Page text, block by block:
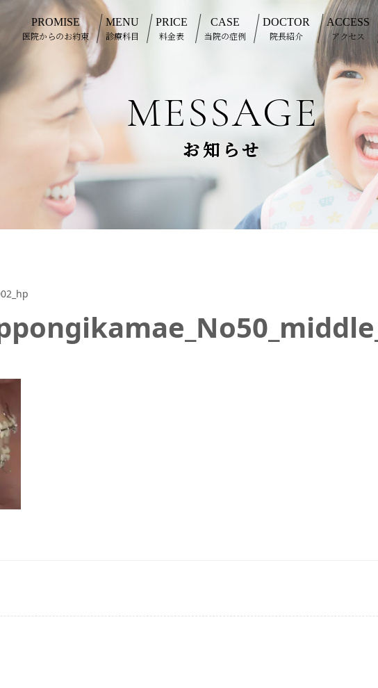
PROMISE
医院からのお約束
MENU
診療科目
PRICE
料金表
CASE
当院の症例
DOCTOR
院長紹介
ACCESS
アクセス
MESSAGE
お知らせ